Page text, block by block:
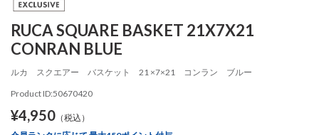
RUCA SQUARE BASKET 21X7X21
CONRAN BLUE
ルカ スクエアー バスケット 21 ×7×21 コンラン ブルー
Product ID:50670420
¥4,950 （税込）